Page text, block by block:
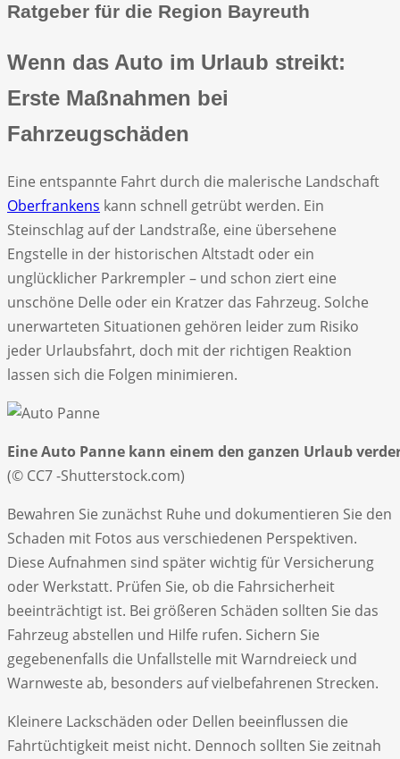
Ratgeber für die Region Bayreuth
Wenn das Auto im Urlaub streikt:
Erste Maßnahmen bei
Fahrzeugschäden
Eine entspannte Fahrt durch die malerische Landschaft
Oberfrankens kann schnell getrübt werden. Ein
Steinschlag auf der Landstraße, eine übersehene
Engstelle in der historischen Altstadt oder ein
unglücklicher Parkrempler – und schon ziert eine
unschöne Delle oder ein Kratzer das Fahrzeug. Solche
unerwarteten Situationen gehören leider zum Risiko
jeder Urlaubsfahrt, doch mit der richtigen Reaktion
lassen sich die Folgen minimieren.
Eine Auto Panne kann einem den ganzen Urlaub
(© CC7 -Shutterstock.com)
Bewahren Sie zunächst Ruhe und dokumentieren Sie den
Schaden mit Fotos aus verschiedenen Perspektiven.
Diese Aufnahmen sind später wichtig für Versicherung
oder Werkstatt. Prüfen Sie, ob die Fahrsicherheit
beeinträchtigt ist. Bei größeren Schäden sollten Sie das
Fahrzeug abstellen und Hilfe rufen. Sichern Sie
gegebenenfalls die Unfallstelle mit Warndreieck und
Warnweste ab, besonders auf vielbefahrenen Strecken.
Kleinere Lackschäden oder Dellen beeinflussen die
Fahrtüchtigkeit meist nicht. Dennoch sollten Sie zeitnah